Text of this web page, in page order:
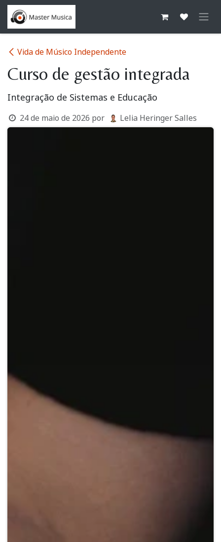
Pular para o conteúdo
Vida de Músico Independente
Curso de gestão integrada
Integração de Sistemas e Educação
24 de maio de 2026 por Lelia Heringer Salles